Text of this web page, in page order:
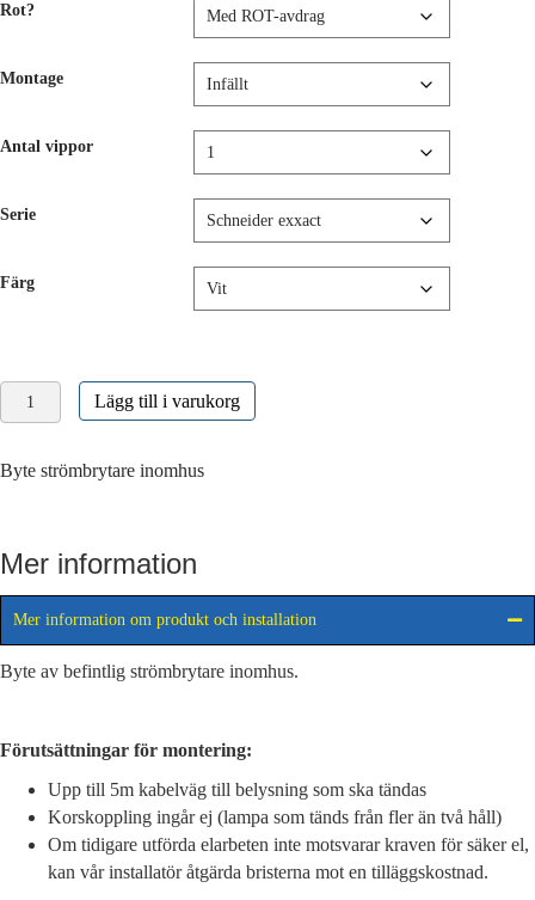
Rot?
Montage
Antal vippor
Serie
Färg
Byte
strömbrytare
Lägg till i varukorg
Byte strömbrytare inomhus
Mer information
Mer information om produkt och installation
Byte av befintlig strömbrytare inomhus.
Förutsättningar för montering:
Upp till 5m kabelväg till belysning som ska tändas
Korskoppling ingår ej (lampa som tänds från fler än två håll)
Om tidigare utförda elarbeten inte motsvarar kraven för säker el,
kan vår installatör åtgärda bristerna mot en tilläggskostnad.